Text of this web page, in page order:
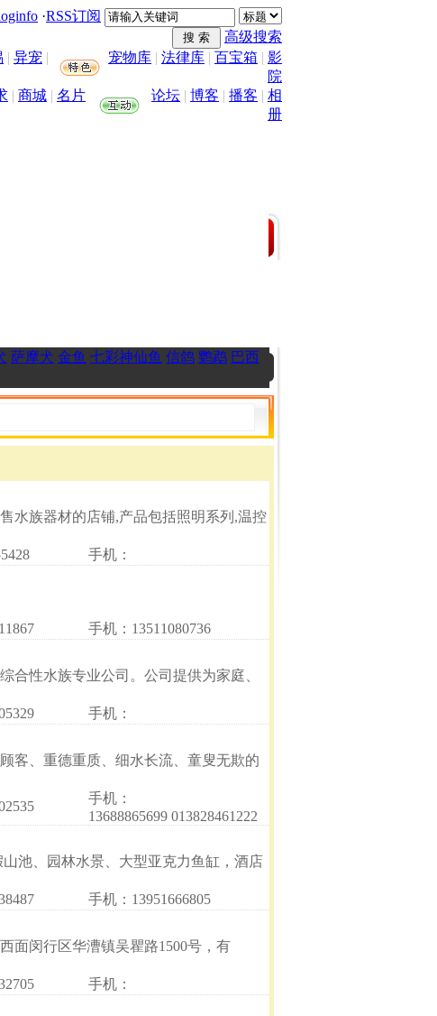
·RSS订阅
高级搜索
| 异宠 |
宠物库 | 法律库 | 百宝箱 | 影
院
| 商城 | 名片
论坛 | 博客 | 播客 | 相
册
萨摩犬 金鱼 七彩神仙鱼 信鸽 鹦鹉 巴西
水族器材的店铺,产品包括照明系列,温控
手机：
手机：13511080736
合性水族专业公司。公司提供为家庭、
手机：
客、重德重质、细水长流、童叟无欺的
手机：
13688865699 013828461222
池、园林水景、大型亚克力鱼缸，酒店
手机：13951666805
面闵行区华漕镇吴瞿路1500号，有
手机：